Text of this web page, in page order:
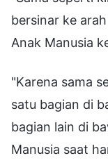
bersinar ke
Anak Manusia
"Karena sama
satu bagian di
bagian lain di
Manusia saat